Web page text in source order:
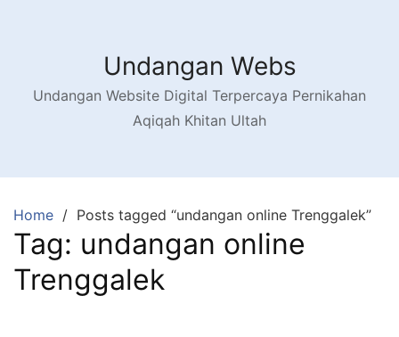
Undangan Webs
Undangan Website Digital Terpercaya Pernikahan
Aqiqah Khitan Ultah
Home Posts tagged “undangan online Trenggalek”
Tag: undangan online
Trenggalek